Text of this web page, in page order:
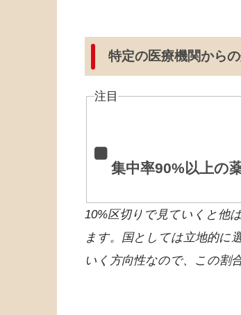
特定の医療機関から
注目
集中率90%以上の
10%区切りで見ていくと他
ます。国としては立地的に
いく方向性なので、この割